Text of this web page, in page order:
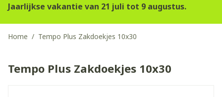
Jaarlijkse vakantie van 21 juli tot 9 augustus.
Home / Tempo Plus Zakdoekjes 10x30
Tempo Plus Zakdoekjes 10x30